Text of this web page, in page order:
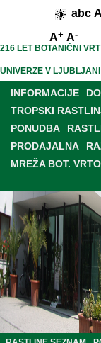
abc
A+ A-
216 LET BOTANIČNI VRT
UNIVERZE V LJUBLJANI
INFORMACIJE
TROPSKI
PONUDBA
PRODAJALNA
MREŽA BOT.